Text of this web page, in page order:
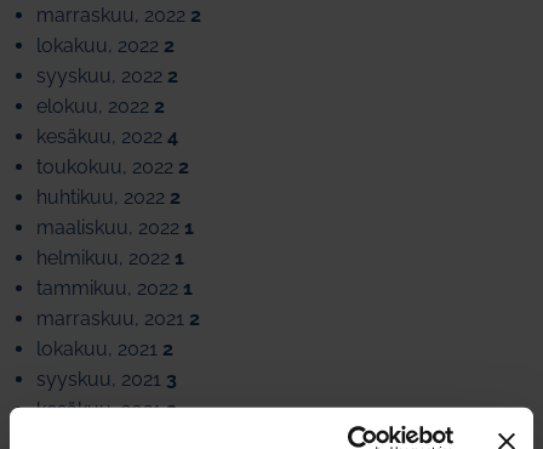
marraskuu, 2022 2
lokakuu, 2022 2
syyskuu, 2022 2
elokuu, 2022 2
kesäkuu, 2022 4
toukokuu, 2022 2
huhtikuu, 2022 2
maaliskuu, 2022 1
helmikuu, 2022 1
tammikuu, 2022 1
marraskuu, 2021 2
lokakuu, 2021 2
syyskuu, 2021 3
kesäkuu, 20212